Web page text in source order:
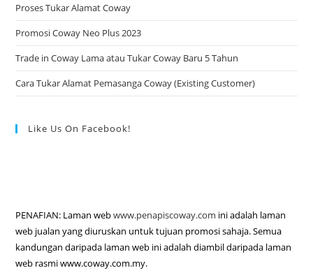
Proses Tukar Alamat Coway
Promosi Coway Neo Plus 2023
Trade in Coway Lama atau Tukar Coway Baru 5 Tahun
Cara Tukar Alamat Pemasanga Coway (Existing Customer)
Like Us On Facebook!
PENAFIAN: Laman webwww.penapiscoway.com ini adalah laman
web jualan yang diuruskan untuk tujuan promosi sahaja. Semua
kandungan daripada laman web ini adalah diambil daripada laman
web rasmi www.coway.com.my.